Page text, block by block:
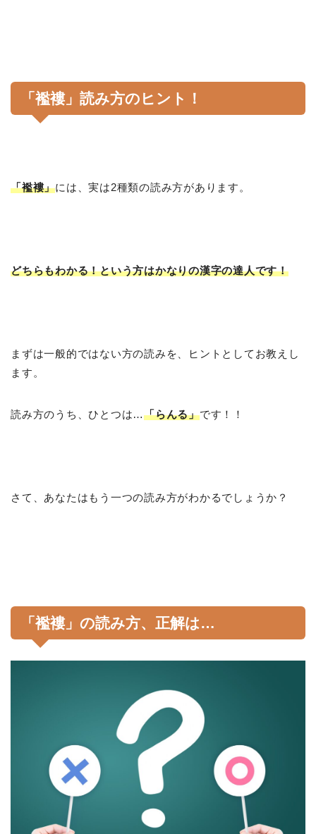
「襤褸」読み方のヒント！
「襤褸」には、実は2種類の読み方があります。
どちらもわかる！という方はかなりの漢字の達人です！
まずは一般的ではない方の読みを、ヒントとしてお教えし
ます。
読み方のうち、ひとつは…「らんる」です！！
さて、あなたはもう一つの読み方がわかるでしょうか？
「襤褸」の読み方、正解は…